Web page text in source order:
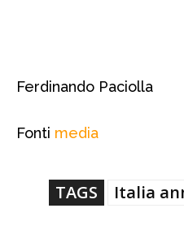
Ferdinando Paciolla
Fonti media
TAGS Italia